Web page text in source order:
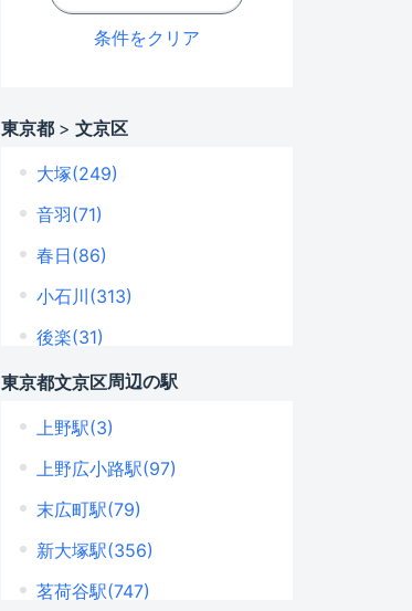
条件をクリア
東京都 文京区
大塚(249)
音羽(71)
春日(86)
小石川(313)
後楽(31)
小日向(104)
水道(95)
関口(95)
千石(229)
千駄木(260)
西片(64)
東京都文京区周辺の駅
上野駅(3)
上野広小路駅(97)
末広町駅(79)
新大塚駅(356)
茗荷谷駅(747)